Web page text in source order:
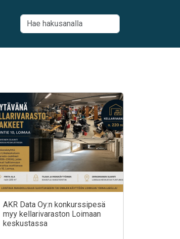
AKR Data Oy:n konkurssipesä
myy kellarivaraston Loimaan
keskustassa